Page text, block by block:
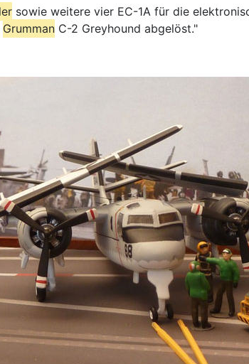
sowie weitere vier EC-1A für die
Grumman C-2 Greyhound abgelöst."